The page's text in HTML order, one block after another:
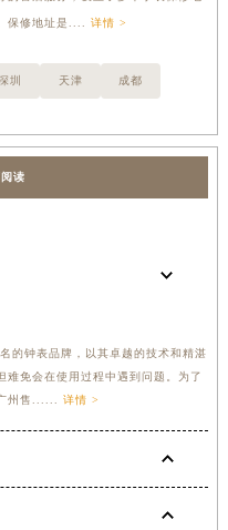
保修地址是.... 详情 >
圳 天津 成都
读
的钟表品牌，以其卓越的技术和精湛
难免会在使用过程中遇到问题。为了
州售...... 详情 >